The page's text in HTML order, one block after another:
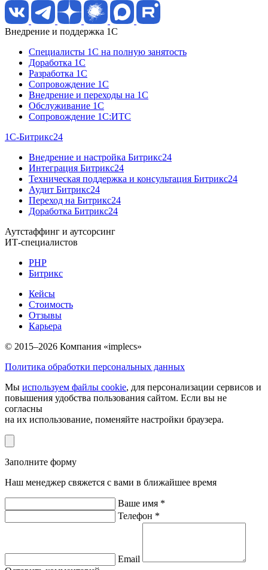
Внедрение и поддержка 1C
Специалисты 1C на полную занятость
Доработка 1C
Разработка 1C
Сопровождение 1C
Внедрение и переходы на 1C
Обслуживание 1C
Сопровождение 1C:ИТС
1С-Битрикс24
Внедрение и настройка Битрикс24
Интеграция Битрикс24
Техническая поддержка и консультация Битрикс24
Аудит Битрикс24
Переход на Битрикс24
Доработка Битрикс24
Аутстаффинг и аутсорсинг
ИТ-специалистов
PHP
Битрикс
Кейсы
Стоимость
Отзывы
Карьера
© 2015–2026 Компания «implecs»
Политика обработки персональных данных
Мы используем файлы cookie, для персонализации сервисов и
повышения удобства пользования сайтом. Если вы не
согласны
на их использование, поменяйте настройки браузера.
Заполните форму
Наш менеджер свяжется с вами в ближайшее время
Ваше имя *
Телефон *
Email